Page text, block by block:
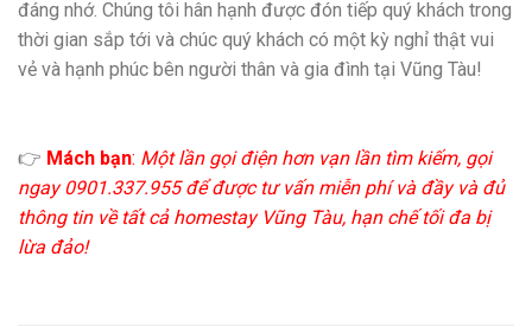
đáng nhớ. Chúng tôi hân hạnh được đón tiếp quý khách trong
thời gian sắp tới và chúc quý khách có một kỳ nghỉ thật vui
vẻ và hạnh phúc bên người thân và gia đình tại Vũng Tàu!
👉 Mách bạn: Một lần gọi điện hơn vạn lần tìm kiếm, gọi
ngay 0901.337.955 để được tư vấn miễn phí và đầy và đủ
thông tin về tất cả homestay Vũng Tàu, hạn chế tối đa bị
lừa đảo!